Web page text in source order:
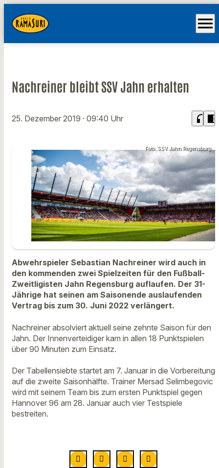
menu
Nachreiner bleibt SSV Jahn erhalten
25. Dezember 2019 · 09:40 Uhr headphones chrome_reader_mode
Foto: SSV Jahn Regensburg
Abwehrspieler Sebastian Nachreiner wird auch in
den kommenden zwei Spielzeiten für den Fußball-
Zweitligisten Jahn Regensburg auflaufen. Der 31-
Jährige hat seinen am Saisonende auslaufenden
Vertrag bis zum 30. Juni 2022 verlängert.
Nachreiner absolviert aktuell seine zehnte Saison für den
Jahn. Der Innenverteidiger kam in allen 18 Punktspielen
über 90 Minuten zum Einsatz.
Der Tabellensiebte startet am 7. Januar in die Vorbereitung
auf die zweite Saisonhälfte. Trainer Mersad Selimbegovic
wird mit seinem Team bis zum ersten Punktspiel gegen
Hannover 96 am 28. Januar auch vier Testspiele
bestreiten.